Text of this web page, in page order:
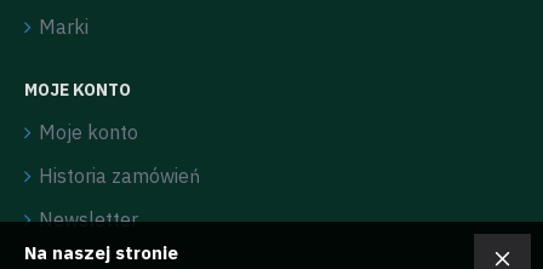
Marki
MOJE KONTO
Moje konto
Historia zamówień
Newsletter
Na naszej stronie